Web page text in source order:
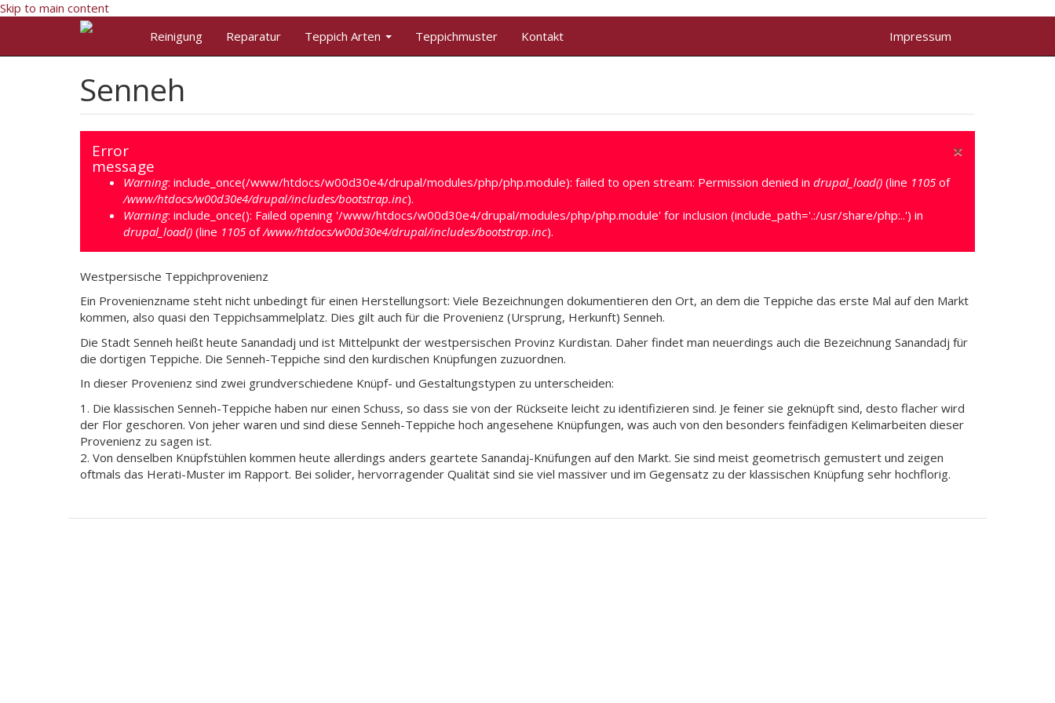
Skip to main content
Reinigung
Reparatur Teppich Arten Teppichmuster Kontakt Impressum
Senneh
×
Error
message
Warning: include_once(/www/htdocs/w00d30e4/drupal/modules/php/php.module): failed to open stream: Permission denied in drupal_load() (line 1105 of
/www/htdocs/w00d30e4/drupal/includes/bootstrap.inc).
Warning: include_once(): Failed opening '/www/htdocs/w00d30e4/drupal/modules/php/php.module' for inclusion (include_path='.:/usr/share/php:..') in
drupal_load() (line 1105 of/www/htdocs/w00d30e4/drupal/includes/bootstrap.inc).
Westpersische Teppichprovenienz
Ein Provenienzname steht nicht unbedingt für einen Herstellungsort: Viele Bezeichnungen dokumentieren den Ort, an dem die Teppiche das erste Mal auf den Markt
kommen, also quasi den Teppichsammelplatz. Dies gilt auch für die Provenienz (Ursprung, Herkunft) Senneh.
Die Stadt Senneh heißt heute Sanandadj und ist Mittelpunkt der westpersischen Provinz Kurdistan. Daher findet man neuerdings auch die Bezeichnung Sanandadj für
die dortigen Teppiche. Die Senneh-Teppiche sind den kurdischen Knüpfungen zuzuordnen.
In dieser Provenienz sind zwei grundverschiedene Knüpf- und Gestaltungstypen zu unterscheiden:
1. Die klassischen Senneh-Teppiche haben nur einen Schuss, so dass sie von der Rückseite leicht zu identifizieren sind. Je feiner sie geknüpft sind, desto flacher wird
der Flor geschoren. Von jeher waren und sind diese Senneh-Teppiche hoch angesehene Knüpfungen, was auch von den besonders feinfädigen Kelimarbeiten dieser
Provenienz zu sagen ist.
2. Von denselben Knüpfstühlen kommen heute allerdings anders geartete Sanandaj-Knüfungen auf den Markt. Sie sind meist geometrisch gemustert und zeigen
oftmals das Herati-Muster im Rapport. Bei solider, hervorragender Qualität sind sie viel massiver und im Gegensatz zu der klassischen Knüpfung sehr hochflorig.